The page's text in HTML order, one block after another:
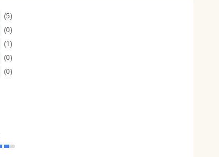
(5)
(0)
(1)
(0)
(0)